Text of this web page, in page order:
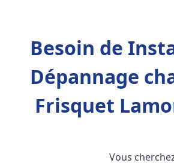
Besoin de
Dépannage
Frisquet
Vous